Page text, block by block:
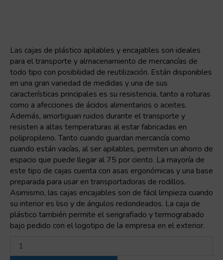
Las cajas de plástico apilables y encajables son ideales
para el transporte y almacenamiento de mercancías de
todo tipo con posibilidad de reutilización. Están disponibles
en una gran variedad de medidas y una de sus
características principales es su resistencia, tanto a roturas
como a afecciones de ácidos alimentarios o aceites.
Además, amortiguan ruidos durante el transporte y
resisten a altas temperaturas al estar fabricadas en
polipropileno. Tanto cuando guardan mercancía como
cuando están vacías, al ser apilables, permiten un ahorro de
espacio que puede llegar al 75 por ciento. La mayoría de
este tipo de cajas cuenta con asas ergonómicas y una base
preparada para usar en transportadoras de rodillos.
Asimismo, las cajas encajables son de fácil limpieza cuando
su interior es liso y de ángulos redondeados. La caja de
plástico también permite el serigrafiado y termograbado
bajo pedido con el logotipo de la empresa en el exterior.
APILABLE/ENCAJABLE